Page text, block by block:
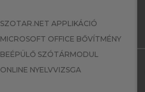
SZOTAR.NET APPLIKÁCIÓ
MICROSOFT OFFICE BŐVÍTMÉNY
BEÉPÜLŐ SZÓTÁRMODUL
ONLINE NYELVVIZSGA